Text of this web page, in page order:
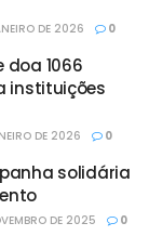
DE 2026 0
doa 1066
instituições
DE 2026 0
solidária
DE 2025 0